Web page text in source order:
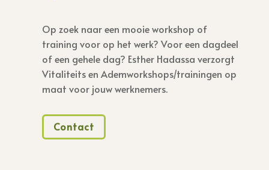
Op zoek naar een mooie workshop of
training voor op het werk? Voor een dagdeel
of een gehele dag? Esther Hadassa verzorgt
Vitaliteits en Ademworkshops/trainingen op
maat voor jouw werknemers.
Contact